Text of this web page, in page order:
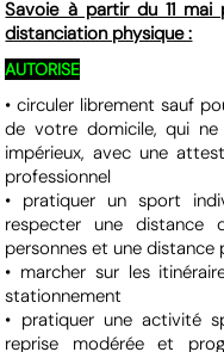
Savoie à partir du 11 mai
distanciation physique :
AUTORISE
• circuler librement sauf
de votre domicile, qui
impérieux, avec une
professionnel
• pratiquer un sport
respecter une distance
personnes et une distance
• marcher sur les
stationnement
• pratiquer une activité
reprise modérée et